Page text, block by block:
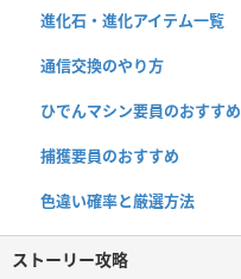
進化石・進化アイテム一覧
通信交換のやり方
ひでんマシン要員のおすすめ
捕獲要員のおすすめ
色違い確率と厳選方法
ストーリー攻略